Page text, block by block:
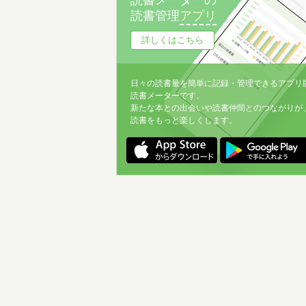
読書管理アプリ
詳しくはこちら
日々の読書量を簡単に記録・管理できるアプリ
読書メーターです。
新たな本との出会いや読書仲間とのつながりが
読書をもっと楽しくします。